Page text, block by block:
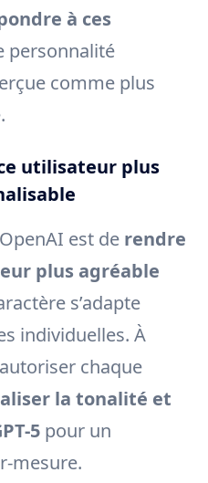
à ces
personnalité
comme plus
utilisateur plus
est de rendre
plus agréable
s’adapte
individuelles. À
chaque
la tonalité et
5 pour un
mesure.